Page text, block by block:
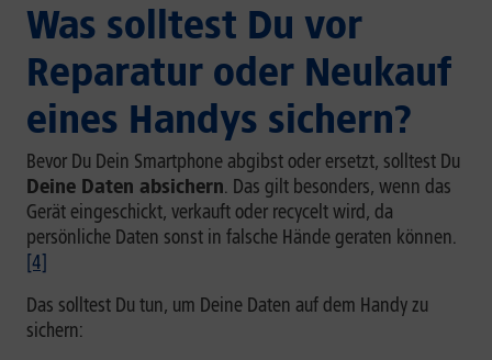
Was solltest Du vor
Reparatur oder Neukauf
eines Handys sichern?
Bevor Du Dein Smartphone abgibst oder ersetzt, solltest Du
Deine Daten absichern. Das gilt besonders, wenn das
Gerät eingeschickt, verkauft oder recycelt wird, da
persönliche Daten sonst in falsche Hände geraten können.
[4]
Das solltest Du tun, um Deine Daten auf dem Handy zu
sichern: